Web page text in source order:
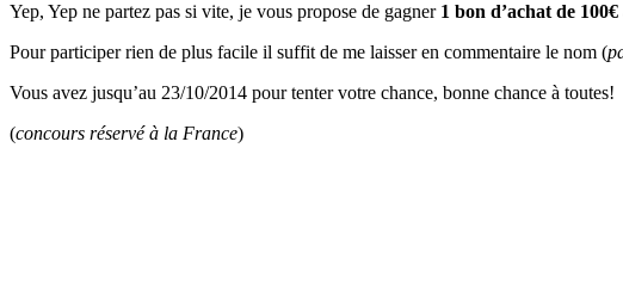
Yep, Yep ne partez pas si vite, je vous propose de gagner 1 bon d’achat de 100€
Pour participer rien de plus facile il suffit de me laisser en commentaire le nom (
Vous avez jusqu’au 23/10/2014 pour tenter votre chance, bonne chance à toutes!
(concours réservé à la France)